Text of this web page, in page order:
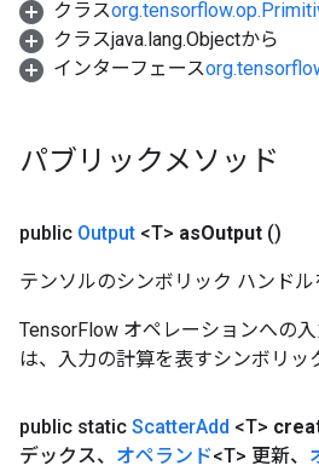
クラス
クラスjava.lang.Objectから
インターフェース
パブリックメソッド
public Output <T> asOutput ()
テンソルのシンボリック ハンドル
TensorFlow オペレーションへの
は、入力の計算を表すシンボリ
public static Sc​​atterAdd <T>
デックス、 オペランド<T> 更新、